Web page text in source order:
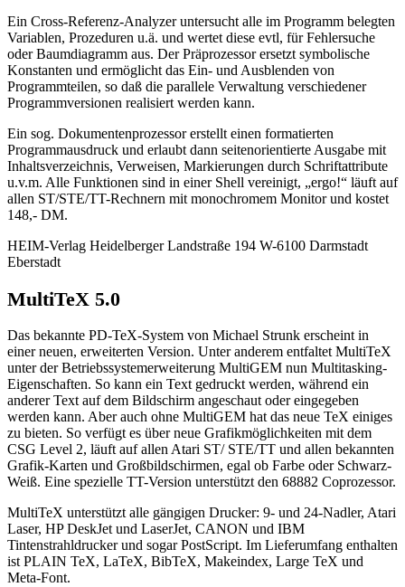
Ein Cross-Referenz-Analyzer untersucht alle im Programm belegten
Variablen, Prozeduren u.ä. und wertet diese evtl, für Fehlersuche
oder Baumdiagramm aus. Der Präprozessor ersetzt symbolische
Konstanten und ermöglicht das Ein- und Ausblenden von
Programmteilen, so daß die parallele Verwaltung verschiedener
Programmversionen realisiert werden kann.
Ein sog. Dokumentenprozessor erstellt einen formatierten
Programmausdruck und erlaubt dann seitenorientierte Ausgabe mit
Inhaltsverzeichnis, Verweisen, Markierungen durch Schriftattribute
u.v.m. Alle Funktionen sind in einer Shell vereinigt, „ergo!“ läuft auf
allen ST/STE/TT-Rechnern mit monochromem Monitor und kostet
148,- DM.
HEIM-Verlag Heidelberger Landstraße 194 W-6100 Darmstadt
Eberstadt
MultiTeX 5.0
Das bekannte PD-TeX-System von Michael Strunk erscheint in
einer neuen, erweiterten Version. Unter anderem entfaltet MultiTeX
unter der Betriebssystemerweiterung MultiGEM nun Multitasking-
Eigenschaften. So kann ein Text gedruckt werden, während ein
anderer Text auf dem Bildschirm angeschaut oder eingegeben
werden kann. Aber auch ohne MultiGEM hat das neue TeX einiges
zu bieten. So verfügt es über neue Grafikmöglichkeiten mit dem
CSG Level 2, läuft auf allen Atari ST/ STE/TT und allen bekannten
Grafik-Karten und Großbildschirmen, egal ob Farbe oder Schwarz-
Weiß. Eine spezielle TT-Version unterstützt den 68882 Coprozessor.
MultiTeX unterstützt alle gängigen Drucker: 9- und 24-Nadler, Atari
Laser, HP DeskJet und LaserJet, CANON und IBM
Tintenstrahldrucker und sogar PostScript. Im Lieferumfang enthalten
ist PLAIN TeX, LaTeX, BibTeX, Makeindex, Large TeX und
Meta-Font.